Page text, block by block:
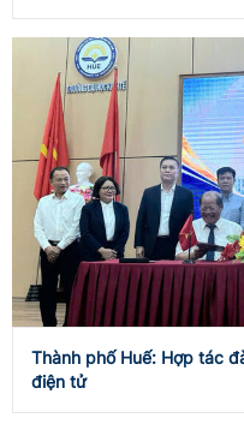
Thành phố Huế: Hợp tác
điện tử